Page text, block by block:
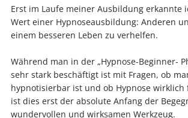
Erst im Laufe meiner Ausbildung erkannte
Wert einer Hypnoseausbildung: Anderen
einem besseren Leben zu verhelfen.
Während man in der „Hypnose-Beginner-
sehr stark beschäftigt ist mit Fragen, ob
hypnotisierbar ist und ob Hypnose
ist dies erst der absolute Anfang der
wundervollen und wirksamen Werkzeug.